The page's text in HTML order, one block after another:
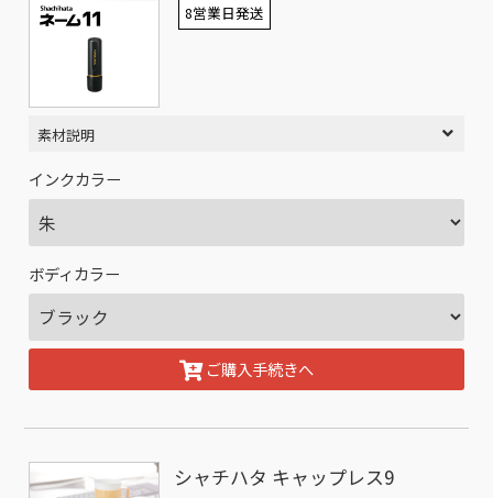
8営業日発送
素材説明
インクカラー
ボディカラー
ご購入手続きへ
シャチハタ キャップレス9